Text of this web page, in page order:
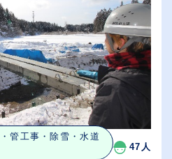
管工事・除雪・水道
47人